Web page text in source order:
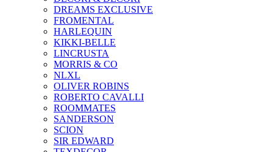
DREAMS EXCLUSIVE
FROMENTAL
HARLEQUIN
KIKKI-BELLE
LINCRUSTA
MORRIS & CO
NLXL
OLIVER ROBINS
ROBERTO CAVALLI
ROOMMATES
SANDERSON
SCION
SIR EDWARD